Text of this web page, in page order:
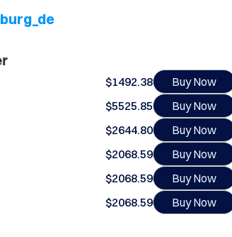
$1492.38
Buy Now
$5525.85
Buy Now
$2644.80
Buy Now
$2068.59
Buy Now
$2068.59
Buy Now
$2068.59
Buy Now